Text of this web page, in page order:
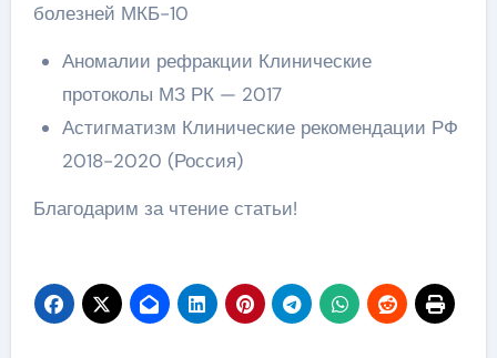
болезней МКБ-10
Аномалии рефракции Клинические
протоколы МЗ РК — 2017
Астигматизм Клинические рекомендации РФ
2018-2020 (Россия)
Благодарим за чтение статьи!